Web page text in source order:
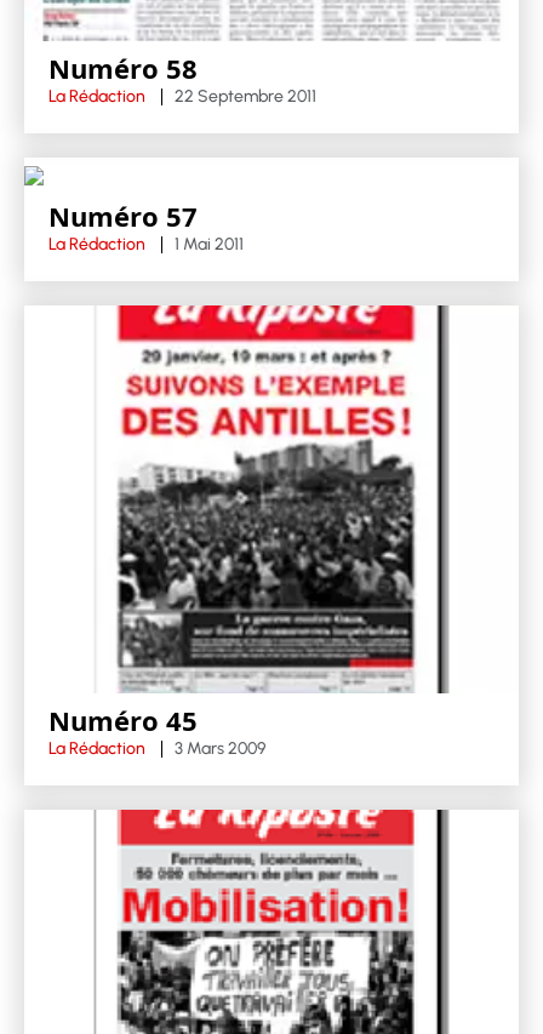
Numéro 58
La Rédaction 22 Septembre 2011
Numéro 57
La Rédaction 1 Mai 2011
Numéro 45
La Rédaction 3 Mars 2009